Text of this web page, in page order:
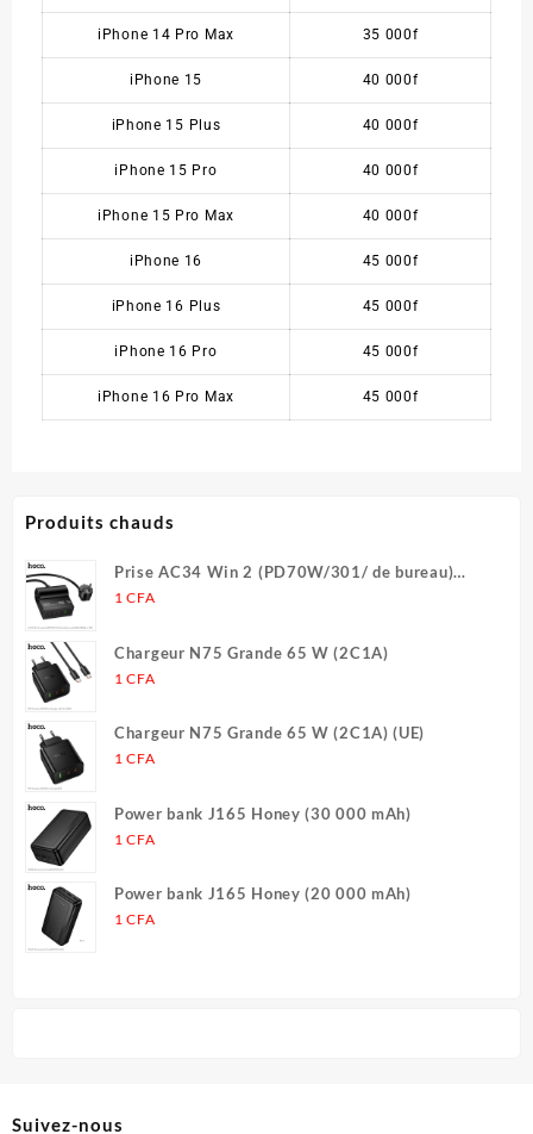
Produits chauds
Prise AC34 Win 2 (PD70W/301/ de bureau)
(UE/Allemagne) (L = 1,5 m)
1CFA
Chargeur N75 Grande 65 W (2C1A)
1CFA
Chargeur N75 Grande 65 W (2C1A) (UE)
1CFA
Power bank J165 Honey (30 000 mAh)
1CFA
Power bank J165 Honey (20 000 mAh)
1CFA
iPhone 14 Pro Max 35 000f
iPhone 15 40 000f
iPhone 15 Plus 40 000f
iPhone 15 Pro 40 000f
iPhone 15 Pro Max 40 000f
iPhone 16 45 000f
iPhone 16 Plus 45 000f
iPhone 16 Pro 45 000f
iPhone 16 Pro Max 45 000f
Suivez-nous